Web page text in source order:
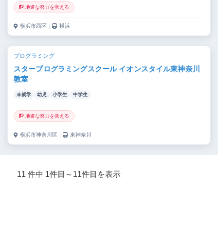
🧗 地道な努力を覚える
横浜市西区 ｜ 横浜
プログラミング
スタープログラミングスクール イオンスタイル東神奈川
教室
未就学 幼児 小学生 中学生
🧗 地道な努力を覚える
横浜市神奈川区 ｜ 東神奈川
11 件中 1件目～11件目を表示